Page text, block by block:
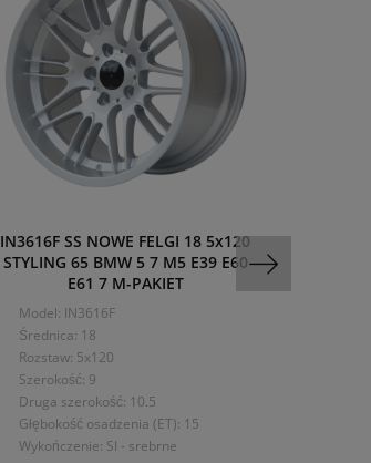
IN3616F SS NOWE FELGI 18 5x120
STYLING 65 BMW 5 7 M5 E39 E60
E61 7 M-PAKIET
Model: IN3616F
Średnica: 18
Rozstaw: 5x120
Szerokość: 9
Druga szerokość: 10.5
Głębokość osadzenia (ET): 15
Wykończenie: SI - srebrne